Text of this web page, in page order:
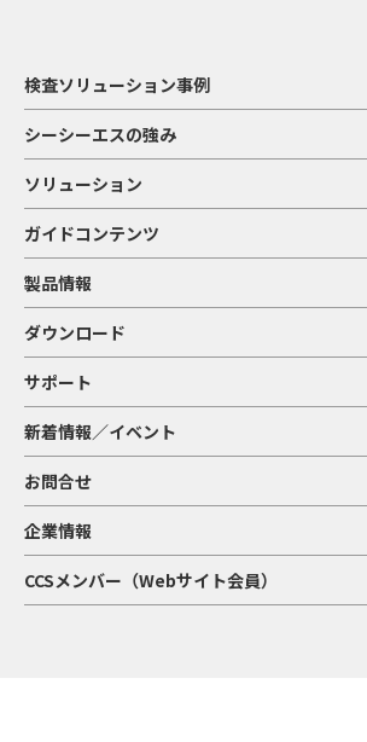
検査ソリューション事例
シーシーエスの強み
ソリューション
ガイドコンテンツ
製品情報
ダウンロード
サポート
新着情報／イベント
お問合せ
企業情報
CCSメンバー（Webサイト会員）